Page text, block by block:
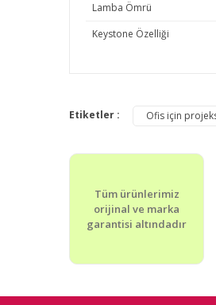
Lamba Ömrü
Keystone Özelliği
Görüş ve önerileriniz
Ürün resmi kalitesiz,
Ürün bilgilerinde
Ürün fiyatı diğer
Etiketler : Ofis için
Tüm ürünlerimiz
orijinal ve marka
garantisi altındadır